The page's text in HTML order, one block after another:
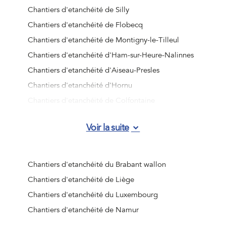
Chantiers d'etanchéité de Silly
Chantiers d'etanchéité de Flobecq
Chantiers d'etanchéité de Montigny-le-Tilleul
Chantiers d'etanchéité d'Ham-sur-Heure-Nalinnes
Chantiers d'etanchéité d'Aiseau-Presles
Chantiers d'etanchéité d'Hornu
Chantiers d'etanchéité d'Honnelles
Chantiers d'etanchéité d'Ellezelles
Chantiers d'etanchéité de Courcelles
Chantiers d'etanchéité de Mainvault
Chantiers d'etanchéité d'Ellezelles
Voir la suite
Chantiers d'etanchéité du Brabant wallon
Chantiers d'etanchéité de Liège
Chantiers d'etanchéité du Luxembourg
Chantiers d'etanchéité de Namur